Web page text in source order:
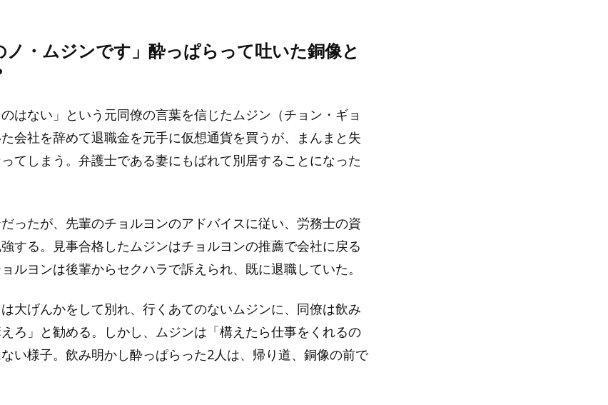
ノ・ムジンです」酔っぱらって吐いた銅像と
のはない」という元同僚の言葉を信じたムジン（チョン・ギョ
会社を辞めて退職金を元手に仮想通貨を買うが、まんまと失
てしまう。弁護士である妻にもばれて別居することになった
ったが、先輩のチョルヨンのアドバイスに従い、労務士の資
する。見事合格したムジンはチョルヨンの推薦で会社に戻る
ルヨンは後輩からセクハラで訴えられ、既に退職していた。
大げんかをして別れ、行くあてのないムジンに、同僚は飲み
ろ」と勧める。しかし、ムジンは「構えたら仕事をくれるの
い様子。飲み明かし酔っぱらった2人は、帰り道、銅像の前で